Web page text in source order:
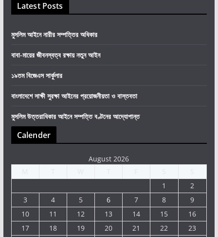
Latest Posts
মুসলিম আইনে নারীর সম্পত্তির অধিকার
বাবা-মায়ের জীবনস্বত্ব রক্ষায় নতুন আইন
১৯তম বিজেএস সার্কুলার
বাংলাদেশে সাক্ষী সুরক্ষা আইনের প্রয়োজনীয়তা ও বাস্তবতা
মুসলিম উত্তরাধিকার আইনে সম্পত্তি বণ্টনের আদ্যোপান্ত
Calender
August 2026
1
2
3
4 5 6 7 8
9
10
11 12 13 14 15
16
17
18 19 20 21 22 23